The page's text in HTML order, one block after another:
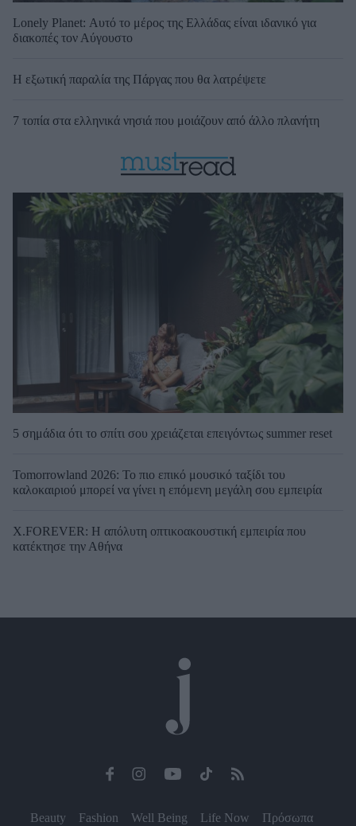
Lonely Planet: Αυτό το μέρος της Ελλάδας είναι ιδανικό για
διακοπές τον Αύγουστο
Η εξωτική παραλία της Πάργας που θα λατρέψετε
7 τοπία στα ελληνικά νησιά που μοιάζουν από άλλο πλανήτη
5 σημάδια ότι το σπίτι σου χρειάζεται επειγόντως summer reset
Tomorrowland 2026: Το πιο επικό μουσικό ταξίδι του
καλοκαιριού μπορεί να γίνει η επόμενη μεγάλη σου εμπειρία
X.FOREVER: Η απόλυτη οπτικοακουστική εμπειρία που
κατέκτησε την Αθήνα
Beauty Fashion Well Being Life Now Πρόσωπα